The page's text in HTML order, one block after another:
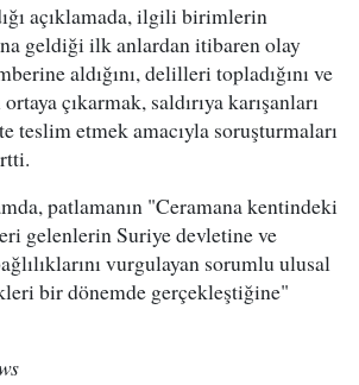
açıklamada, ilgili birimlerin
geldiği ilk anlardan itibaren olay
aldığını, delilleri topladığını ve
ortaya çıkarmak, saldırıya karışanları
teslim etmek amacıyla soruşturmaları
patlamanın "Ceramana kentindeki
gelenlerin Suriye devletine ve
vurgulayan sorumlu ulusal
bir dönemde gerçekleştiğine"